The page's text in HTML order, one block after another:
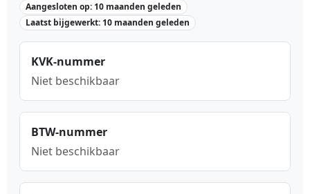
Aangesloten op: 10 maanden geleden
Laatst bijgewerkt: 10 maanden geleden
KVK-nummer
Niet beschikbaar
BTW-nummer
Niet beschikbaar